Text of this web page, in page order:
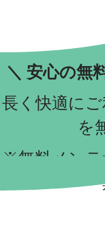
＼ 安心の無
長く快適に
を
​※無料メン